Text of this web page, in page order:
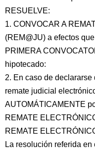
RESUELVE:
1. CONVOCAR A
(REM@JU) a efectos
PRIMERA
hipotecado:
2. En caso de
remate judicial
AUTOMÁTICAMENTE
REMATE
REMATE
La resolución referida